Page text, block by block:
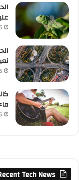
25
25
25
Tech News